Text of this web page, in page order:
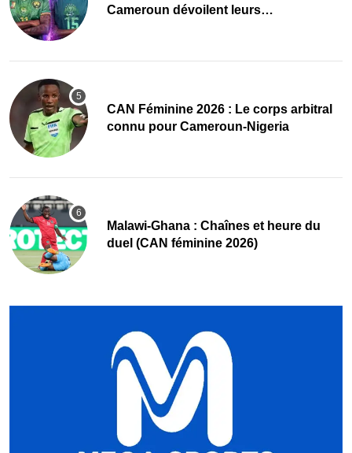
Cameroun dévoilent leurs
‎CAN Féminine 2026 : Le corps arbitral
connu pour Cameroun-Nigeria
Malawi-Ghana : Chaînes et heure du
duel (CAN féminine 2026)